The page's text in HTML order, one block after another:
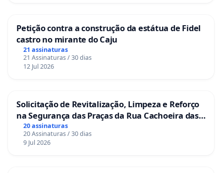
Petição contra a construção da estátua de Fidel
castro no mirante do Caju
21 assinaturas
21 Assinaturas / 30 dias
12 Jul 2026
Solicitação de Revitalização, Limpeza e Reforço
na Segurança das Praças da Rua Cachoeira das
Sete Ilhas
20 assinaturas
20 Assinaturas / 30 dias
9 Jul 2026